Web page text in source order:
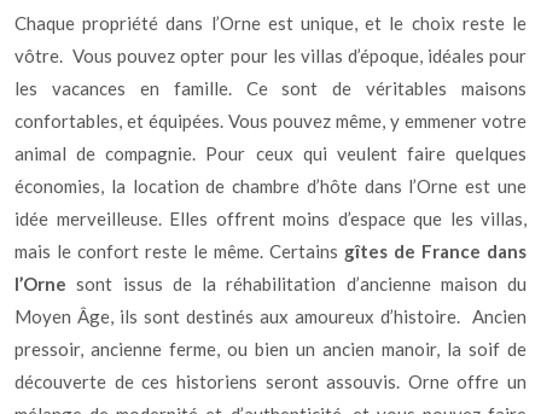
Chaque propriété dans l’Orne est unique, et le choix reste le
vôtre. Vous pouvez opter pour les villas d’époque, idéales pour
les vacances en famille. Ce sont de véritables maisons
confortables, et équipées. Vous pouvez même, y emmener votre
animal de compagnie. Pour ceux qui veulent faire quelques
économies, la location de chambre d’hôte dans l’Orne est une
idée merveilleuse. Elles offrent moins d’espace que les villas,
mais le confort reste le même. Certains gîtes de France dans
l’Orne sont issus de la réhabilitation d’ancienne maison du
Moyen Âge, ils sont destinés aux amoureux d’histoire. Ancien
pressoir, ancienne ferme, ou bien un ancien manoir, la soif de
découverte de ces historiens seront assouvis. Orne offre un